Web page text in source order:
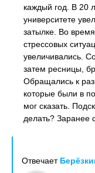
каждый год. В 20
университете
затылке. Во
стрессовых
увеличивались.
затем ресницы,
Обращались к
которые были в
мог сказать.
делать? Заранее
Отвечает